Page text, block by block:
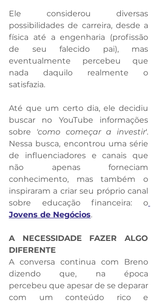
Ele considerou diversas
possibilidades de carreira, desde a
física até a engenharia (profissão
de seu falecido pai), mas
eventualmente percebeu que
nada daquilo realmente o
satisfazia.
Até que um certo dia, ele decidiu
buscar no YouTube informações
sobre 'como começar a investir'.
Nessa busca, encontrou uma série
de influenciadores e canais que
não apenas forneciam
conhecimento, mas também o
inspiraram a criar seu próprio canal
sobre educação financeira: o
Jovens de Negócios.
A NECESSIDADE FAZER ALGO
DIFERENTE
A conversa continua com Breno
dizendo que, na época
percebeu que apesar de se deparar
com um conteúdo rico e